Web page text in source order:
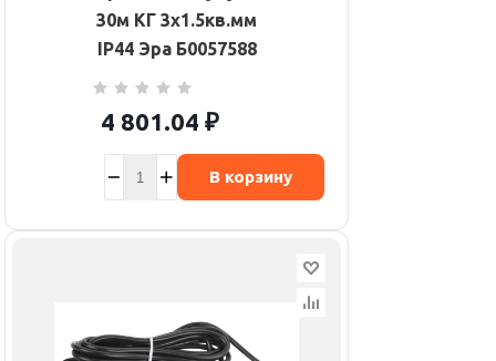
30м КГ 3х1.5кв.мм
IP44 Эра Б0057588
4 801.04 ₽
В корзину